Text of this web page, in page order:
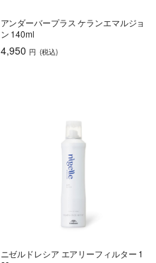
アンダーバープラス ケランエマルジョ
ン 140ml
4,950 円 (税込)
ニゼルドレシア エアリーフィルター 1